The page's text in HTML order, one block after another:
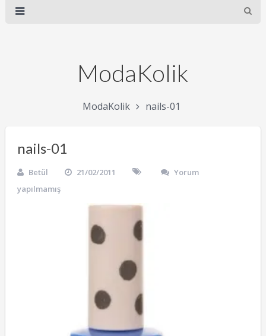
ModaKolik
ModaKolik nails-01
nails-01
Betül 21/02/2011
Yorum
yapılmamış